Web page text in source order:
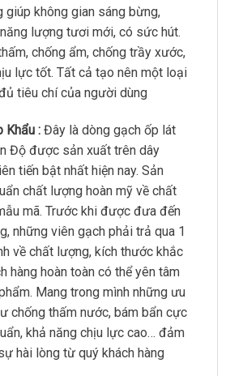
giúp không gian sáng bừng,
lượng tươi mới, có sức hút.
chống ẩm, chống trầy xước,
lực tốt. Tất cả tạo nên một loại
tiêu chí của người dùng
Khẩu : Đây là dòng gạch ốp lát
Độ được sản xuất trên dây
tiến bật nhất hiện nay. Sản
chất lượng hoàn mỹ về chất
mã. Trước khi được đưa đến
những viên gạch phải trả qua 1
về chất lượng, kích thước khắc
hàng hoàn toàn có thể yên tâm
Mang trong mình những ưu
chống thấm nước, bám bẩn cực
khả năng chịu lực cao… đảm
hài lòng từ quý khách hàng